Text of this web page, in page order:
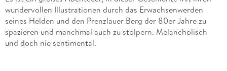
und Fernsehen sowie als Sprecher für Synchron, Hörbuch
und Hörfunk tätig.
wundervollen Illustrationen durch das Erwachsenwerden
seines Helden und den Prenzlauer Berg der 80er Jahre zu
spazieren und manchmal auch zu stolpern. Melancholisch
und doch nie sentimental.